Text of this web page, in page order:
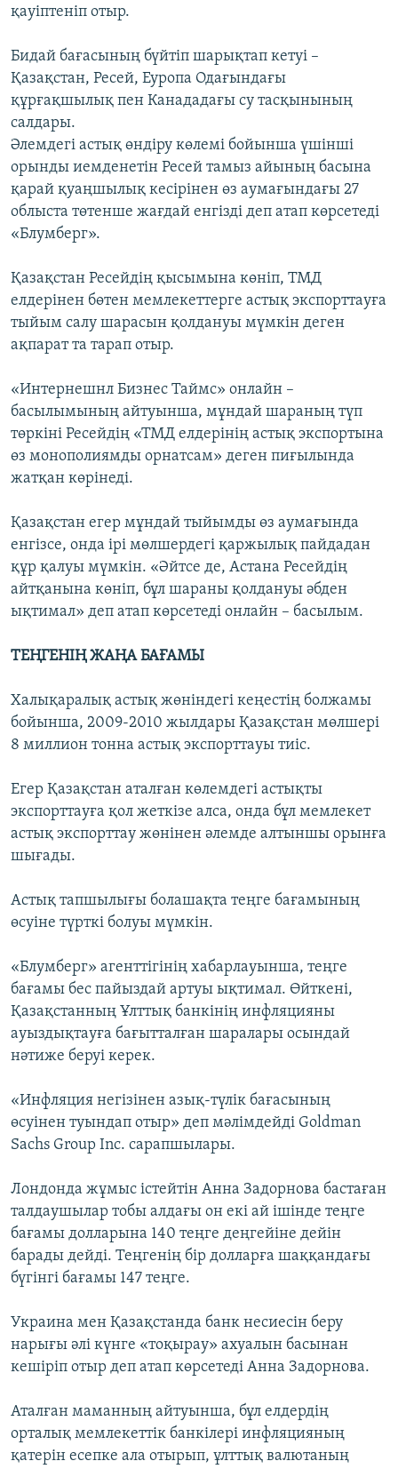
қауіптеніп отыр.
Бидай бағасының бүйтіп шарықтап кетуі –
Қазақстан, Ресей, Еуропа Одағындағы
құрғақшылық пен Канададағы су тасқынының
салдары.
Әлемдегі астық өндіру көлемі бойынша үшінші
орынды иемденетін Ресей тамыз айының басына
қарай қуаңшылық кесірінен өз аумағындағы 27
облыста төтенше жағдай енгізді деп атап көрсетеді
«Блумберг».
Қазақстан Ресейдің қысымына көніп, ТМД
елдерінен бөтен мемлекеттерге астық экспорттауға
тыйым салу шарасын қолдануы мүмкін деген
ақпарат та тарап отыр.
«Интернешнл Бизнес Таймс» онлайн –
басылымының айтуынша, мұндай шараның түп
төркіні Ресейдің «ТМД елдерінің астық экспортына
өз монополиямды орнатсам» деген пиғылында
жатқан көрінеді.
Қазақстан егер мұндай тыйымды өз аумағында
енгізсе, онда ірі мөлшердегі қаржылық пайдадан
құр қалуы мүмкін. «Әйтсе де, Астана Ресейдің
айтқанына көніп, бұл шараны қолдануы әбден
ықтимал» деп атап көрсетеді онлайн – басылым.
ТЕҢГЕНІҢ ЖАҢА БАҒАМЫ
Халықаралық астық жөніндегі кеңестің болжамы
бойынша, 2009-2010 жылдары Қазақстан мөлшері
8 миллион тонна астық экспорттауы тиіс.
Егер Қазақстан аталған көлемдегі астықты
экспорттауға қол жеткізе алса, онда бұл мемлекет
астық экспорттау жөнінен әлемде алтыншы орынға
шығады.
Астық тапшылығы болашақта теңге бағамының
өсуіне түрткі болуы мүмкін.
«Блумберг» агенттігінің хабарлауынша, теңге
бағамы бес пайыздай артуы ықтимал. Өйткені,
Қазақстанның Ұлттық банкінің инфляцияны
ауыздықтауға бағытталған шаралары осындай
нәтиже беруі керек.
«Инфляция негізінен азық-түлік бағасының
өсуінен туындап отыр» деп мәлімдейді Goldman
Sachs Group Inc. сарапшылары.
Лондонда жұмыс істейтін Анна Задорнова бастаған
талдаушылар тобы алдағы он екі ай ішінде теңге
бағамы долларына 140 теңге деңгейіне дейін
барады дейді. Теңгенің бір долларға шаққандағы
бүгінгі бағамы 147 теңге.
Украина мен Қазақстанда банк несиесін беру
нарығы әлі күнге «тоқырау» ахуалын басынан
кешіріп отыр деп атап көрсетеді Анна Задорнова.
Аталған маманның айтуынша, бұл елдердің
орталық мемлекеттік банкілері инфляцияның
қатерін есепке ала отырып, ұлттық валютаның